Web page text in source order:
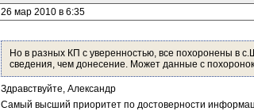
26 мар 2010 в 6:35
Но в разных КП с уверенностью, все похоронены в
сведения, чем донесение. Может данные с
Здравствуйте, Александр
Самый высший приоритет по достоверности